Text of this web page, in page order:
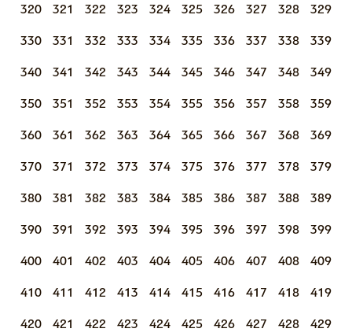
320 321 322 323 324 325 326 327 328 329
330 331 332 333 334 335 336 337 338 339
340 341 342 343 344 345 346 347 348 349
350 351 352 353 354 355 356 357 358 359
360 361 362 363 364 365 366 367 368 369
370 371 372 373 374 375 376 377 378 379
380 381 382 383 384 385 386 387 388 389
390 391 392 393 394 395 396 397 398 399
400 401 402 403 404 405 406 407 408 409
410 411 412 413 414 415 416 417 418 419
420 421 422 423 424 425 426 427 428 429